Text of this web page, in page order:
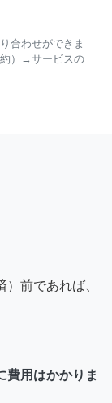
合わせができま
）→サービスの
前であれば、
費用はかかりま